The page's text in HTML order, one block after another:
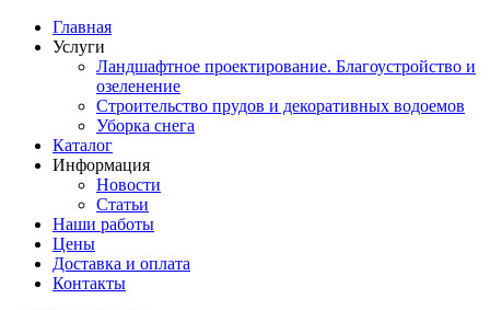
Главная
Услуги
Ландшафтное проектирование. Благоустройство и
озеленение
Строительство прудов и декоративных водоемов
Уборка снега
Каталог
Информация
Новости
Статьи
Наши работы
Цены
Доставка и оплата
Контакты